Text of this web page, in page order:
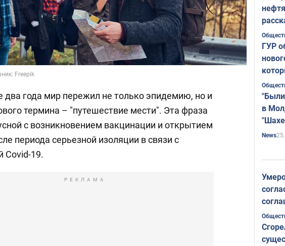
Freepik
два года мир пережил не только эпидемию, но и
термина – "путешествие мести". Эта фраза
с возникновением вакцинации и открытием
периода серьезной изоляции в связи с
Covid-19.
РЕКЛАМА
ГУР
в
News